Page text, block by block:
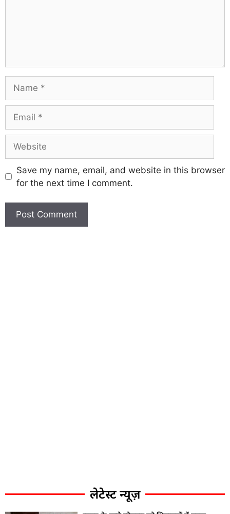
लेटेस्ट न्यूज़
Save my name, email, and website in this browser
for the next time I comment.